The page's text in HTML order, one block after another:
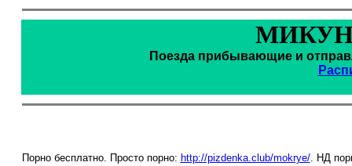
Поезда прибывающие и
Порно бесплатно. Просто порно: http://pizdenka.club/mokrye/. НД